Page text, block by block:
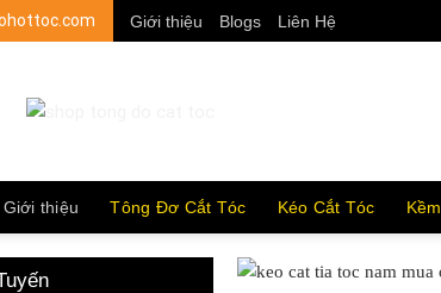
Giới thiệu Blogs Liên Hệ
Giới thiệu Tông Đơ Cắt Tóc Kéo Cắt Tóc